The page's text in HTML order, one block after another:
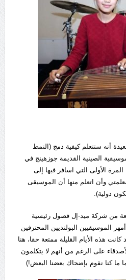
عاما، سعيدة أنه ستتعلم كيفية دمج (النمط
الصينية القديمة جوزهينج في
الأولى التي اسافر فيها إلى
وأن اتعلم منها أن الموسيقى
دولية).
من شركة ميد-إل فصول رئيسية
الموسيقيين البولنديين المحترفين
هذه الأيام القليلة ممتعة حقا، هنا
على الرغم من أنهم لا يتكلمون
ما كنا نقوم بإضحاك بعضنا البعض!)